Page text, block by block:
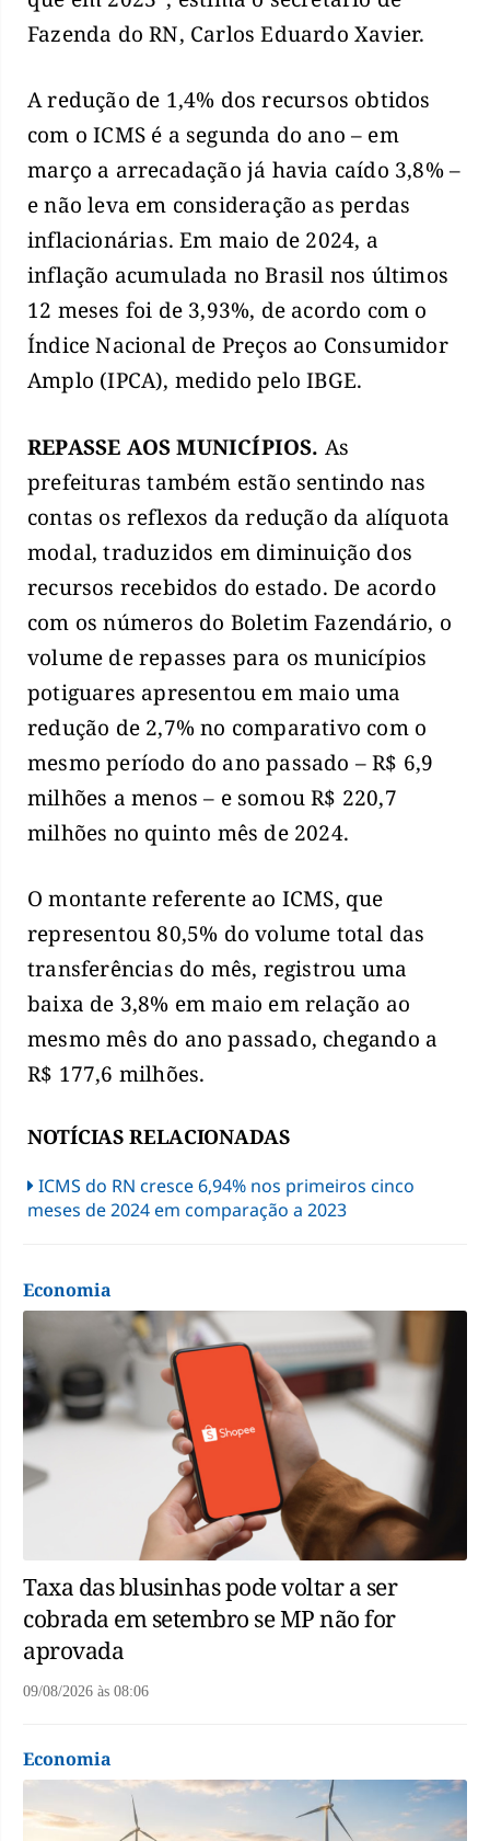
Fazenda do RN, Carlos Eduardo Xavier.
A redução de 1,4% dos recursos obtidos
com o ICMS é a segunda do ano – em
março a arrecadação já havia caído 3,8% –
e não leva em consideração as perdas
inflacionárias. Em maio de 2024, a
inflação acumulada no Brasil nos últimos
12 meses foi de 3,93%, de acordo com o
Índice Nacional de Preços ao Consumidor
Amplo (IPCA), medido pelo IBGE.
REPASSE AOS MUNICÍPIOS. As
prefeituras também estão sentindo nas
contas os reflexos da redução da alíquota
modal, traduzidos em diminuição dos
recursos recebidos do estado. De acordo
com os números do Boletim Fazendário, o
volume de repasses para os municípios
potiguares apresentou em maio uma
redução de 2,7% no comparativo com o
mesmo período do ano passado – R$ 6,9
milhões a menos – e somou R$ 220,7
milhões no quinto mês de 2024.
O montante referente ao ICMS, que
representou 80,5% do volume total das
transferências do mês, registrou uma
baixa de 3,8% em maio em relação ao
mesmo mês do ano passado, chegando a
R$ 177,6 milhões.
NOTÍCIAS RELACIONADAS
ICMS do RN cresce 6,94% nos primeiros cinco
meses de 2024 em comparação a 2023
Economia
Taxa das blusinhas pode voltar a ser
cobrada em setembro se MP não for
aprovada
09/08/2026 às 08:06
Economia